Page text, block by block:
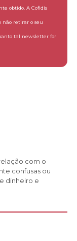
obtido. A Cofidis
não retirar o seu
tal newsletter for
com o
confusas ou
dinheiro e